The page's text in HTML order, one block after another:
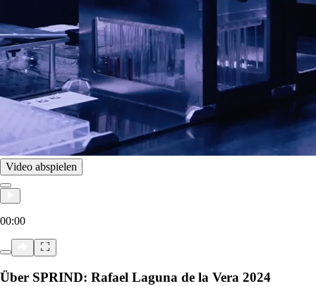
Video abspielen
00:00
Über SPRIND: Rafael Laguna de la Vera 2024